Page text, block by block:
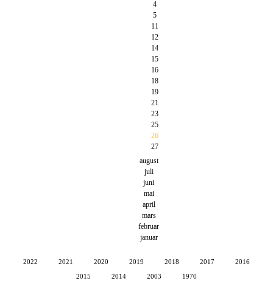
4
5
11
12
14
15
16
18
19
21
23
25
26
27
august
juli
juni
mai
april
mars
februar
januar
2022 2021 2020 2019 2018 2017
2016
2015
2014 2003 1970